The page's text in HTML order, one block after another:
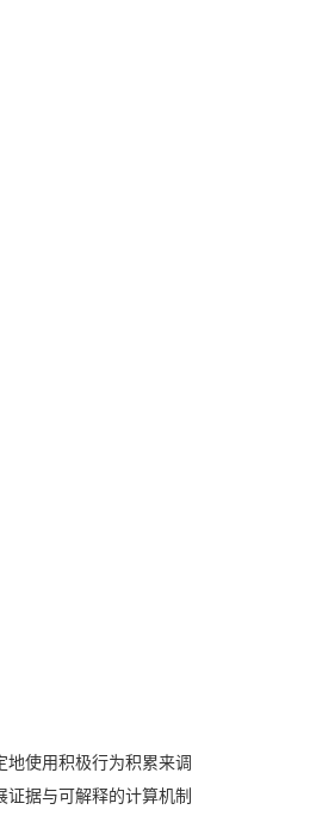
使用积极行为积累来调
据与可解释的计算机制